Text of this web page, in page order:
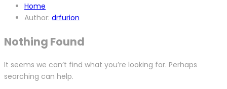
Home
Author: drfurion
Nothing Found
It seems we can’t find what you’re looking for. Perhaps
searching can help.